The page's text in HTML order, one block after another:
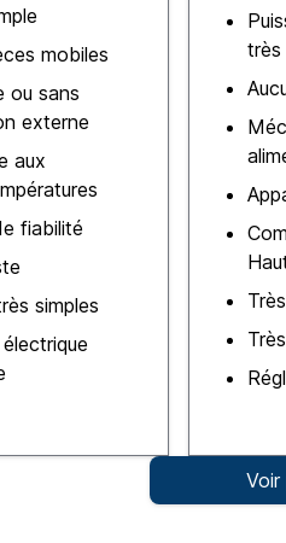
mobiles
ou sans
externe
aux
fiabilité
simples
très
Voir